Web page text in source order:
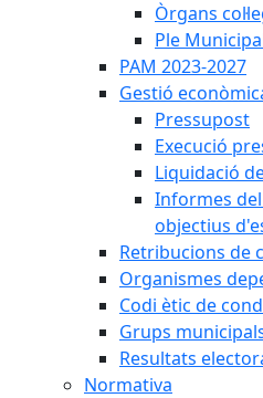
Òrgans
Ple
PAM 2023-2027
Gestió
Pressupost
Execució
Liquidació
Informes
objectius
Retribucions de
Organismes
Codi ètic de
Grups
Resultats
Normativa